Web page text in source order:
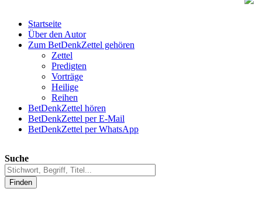
Startseite
Über den Autor
Zum BetDenkZettel gehören
Zettel
Predigten
Vorträge
Heilige
Reihen
BetDenkZettel hören
BetDenkZettel per E-Mail
BetDenkZettel per WhatsApp
Suche
Finden